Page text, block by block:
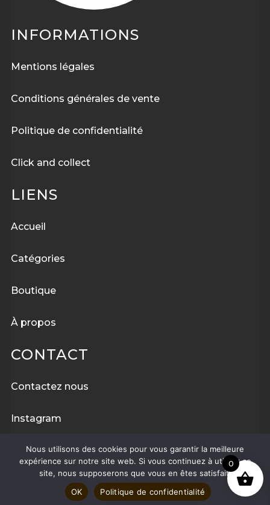
INFORMATIONS
Mentions légales
Conditions générales de vente
Politique de confidentialité
Click and collect
LIENS
Accueil
Catégories
Boutique
À propos
CONTACT
Contactez nous
Instagram
Facebook
0
Nous utilisons des cookies pour vous garantir la meilleure
expérience sur notre site web. Si vous continuez à utiliser ce
site, nous supposerons que vous en êtes satisfait.
OK
Politique de confidentialité